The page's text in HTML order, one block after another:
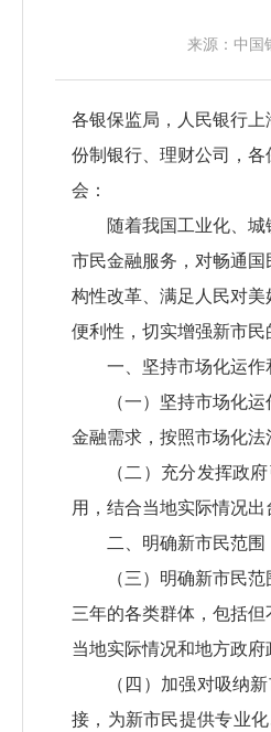
来源：中
各银保监局，人民银行
份制银行、理财公司，
会：
随着我国工业化、
市民金融服务，对畅通
构性改革、满足人民对
便利性，切实增强新市
一、坚持市场化运作
（一）坚持市场化
金融需求，按照市场化
（二）充分发挥政
用，结合当地实际情况
二、明确新市民范
（三）明确新市民
三年的各类群体，包括
当地实际情况和地方政
（四）加强对吸纳
接，为新市民提供专业